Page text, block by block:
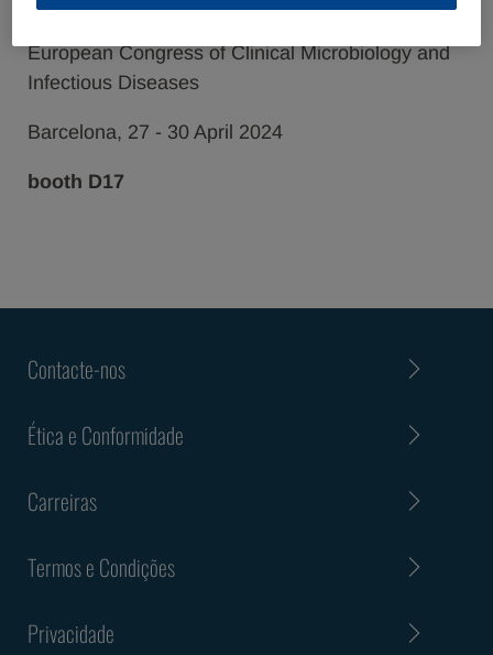
European Congress of Clinical Microbiology and
Infectious Diseases
Barcelona, 27 - 30 April 2024
booth D17
Contacte-nos
Ética e Conformidade
Carreiras
Termos e Condições
Privacidade